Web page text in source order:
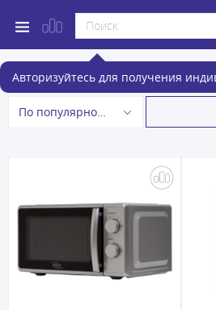
Авторизуйтесь для получения
Микроволновые печи
По популярности